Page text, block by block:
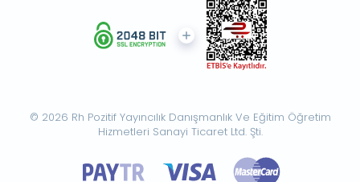
© 2026 Rh Pozitif Yayıncılık Danışmanlık Ve Eğitim Öğretim
Hizmetleri Sanayi Ticaret Ltd. Şti.